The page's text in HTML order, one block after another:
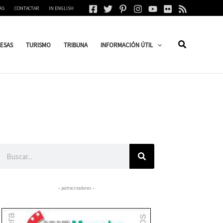
CONTACTAR IN ENGLISH
TURISMO TRIBUNA INFORMACIÓN ÚTIL
– patrocinadores –